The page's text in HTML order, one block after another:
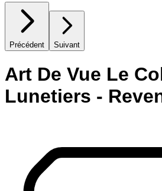
Précédent Suivant
Art De Vue Le
Lunetiers -